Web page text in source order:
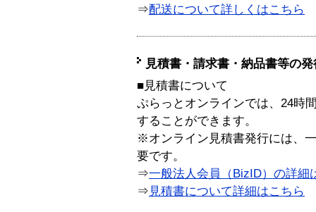
⇒配送について詳しくはこちら
見積書・請求書・納品書等の
■見積書について
ぷらっとオンラインでは、24時
することができます。
※オンライン見積書発行には、
要です。
⇒一般法人会員（BizID）の詳細
⇒ 見積書について詳細はこちら